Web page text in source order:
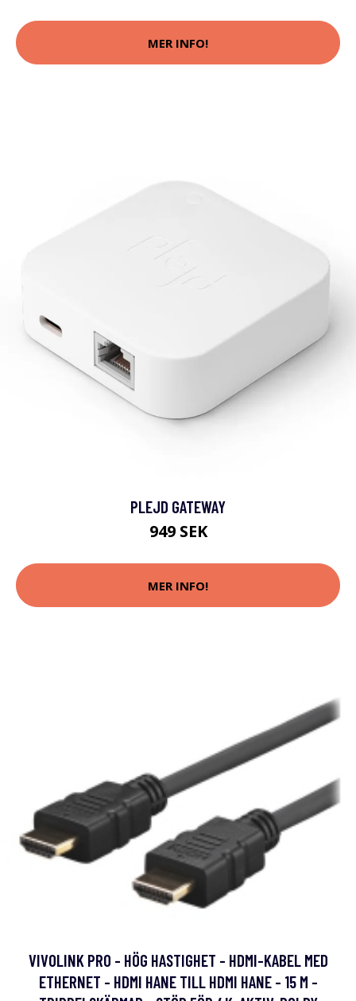
MER INFO!
PLEJD GATEWAY
949 SEK
MER INFO!
VIVOLINK PRO - HÖG HASTIGHET - HDMI-KABEL MED
ETHERNET - HDMI HANE TILL HDMI HANE - 15 M -